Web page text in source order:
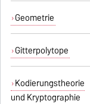
Geometrie
Gitterpolytope
Kodierungstheorie
und Kryptographie